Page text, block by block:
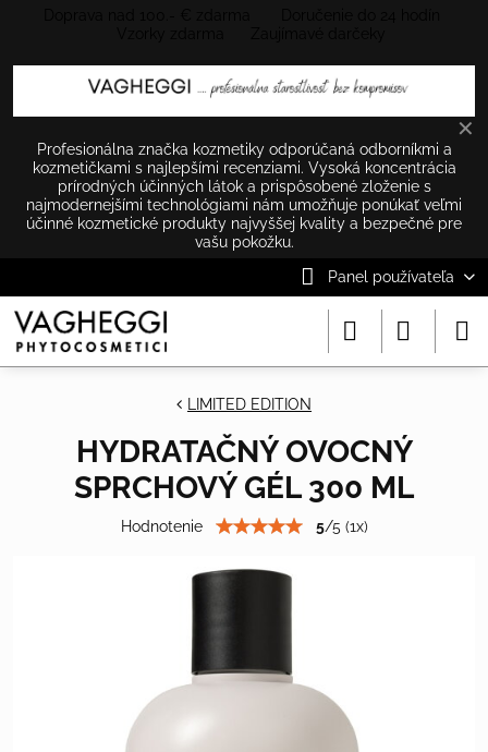
✕
Profesionálna značka kozmetiky odporúčaná odborníkmi a
kozmetičkami s najlepšími recenziami. Vysoká koncentrácia
prírodných účinných látok a prispôsobené zloženie s
najmodernejšími technológiami nám umožňuje ponúkať veľmi
účinné kozmetické produkty najvyššej kvality a bezpečné pre
vašu pokožku.
Panel používateľa
LIMITED EDITION
HYDRATAČNÝ OVOCNÝ
SPRCHOVÝ GÉL 300 ML
Hodnotenie 5/5 (1x)